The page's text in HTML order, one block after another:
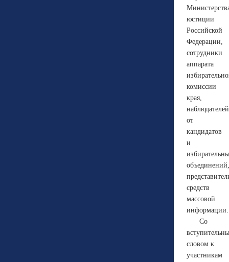
юстиции
Российской
Федерации,
сотрудники
аппарата
комиссии
края,
наблюдателей
от
кандидатов
и
объединений,
средств
массовой
информации.
Со
словом к
участникам